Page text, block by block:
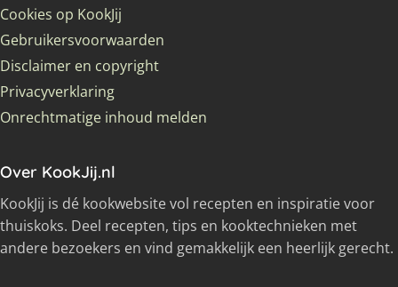
Cookies op KookJij
Gebruikersvoorwaarden
Disclaimer en copyright
Privacyverklaring
Onrechtmatige inhoud melden
Over KookJij.nl
KookJij is dé kookwebsite vol recepten en inspiratie voor
thuiskoks. Deel recepten, tips en kooktechnieken met
andere bezoekers en vind gemakkelijk een heerlijk gerecht.